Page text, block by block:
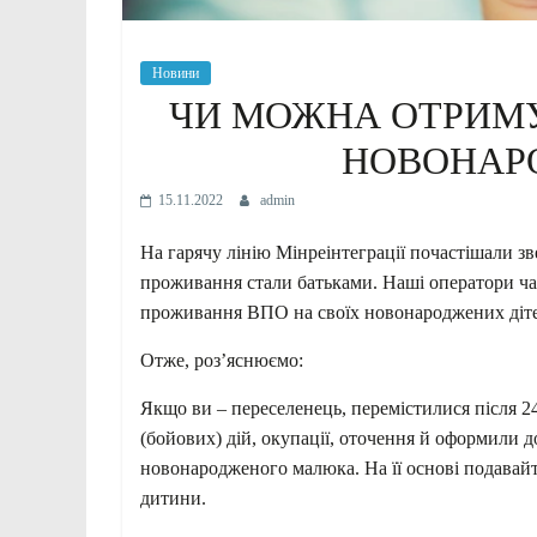
Новини
ЧИ МОЖНА
15.11.2022 admin
На гарячу лінію Мінреінтеграції почастішали
проживання стали батьками. Наші оператори
проживання ВПО на своїх новонароджених
Отже, роз’яснюємо:
Якщо ви – переселенець, перемістилися після
(бойових) дій, окупації, оточення й оформили
новонародженого малюка. На її основі
дитини.